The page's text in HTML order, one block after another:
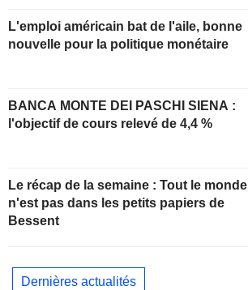
L'emploi américain bat de l'aile, bonne
nouvelle pour la politique monétaire
BANCA MONTE DEI PASCHI SIENA :
l'objectif de cours relevé de 4,4 %
Le récap de la semaine : Tout le monde
n'est pas dans les petits papiers de
Bessent
Dernières actualités